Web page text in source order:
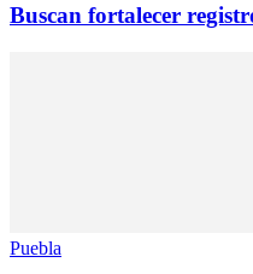
Buscan fortalecer
Puebla